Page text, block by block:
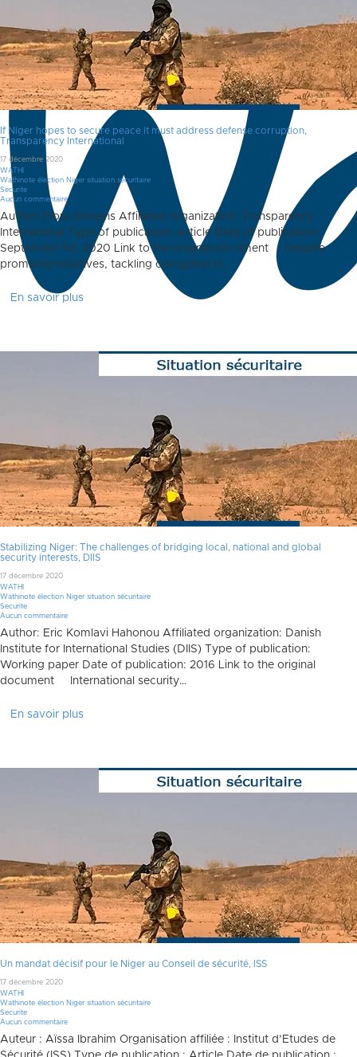
If Niger hopes to secure peace it must address defense corruption,
Transparency International
17 décembre 2020
WATHI
Wathinote élection Niger situation sécuritaire
Securite
Aucun commentaire
Author: Flora Stevens Affiliated organization: Transparency
International Type of publication: Article Date of publication:
September 1st, 2020 Link to the original document Despite
promising initiatives, tackling corruption in…
En savoir plus
Stabilizing Niger: The challenges of bridging local, national and global
security interests, DIIS
17 décembre 2020
WATHI
Wathinote élection Niger situation sécuritaire
Securite
Aucun commentaire
Author: Eric Komlavi Hahonou Affiliated organization: Danish
Institute for International Studies (DIIS) Type of publication:
Working paper Date of publication: 2016 Link to the original
document International security…
En savoir plus
Un mandat décisif pour le Niger au Conseil de sécurité, ISS
17 décembre 2020
WATHI
Wathinote élection Niger situation sécuritaire
Securite
Aucun commentaire
Auteur : Aïssa Ibrahim Organisation affiliée : Institut d’Etudes de